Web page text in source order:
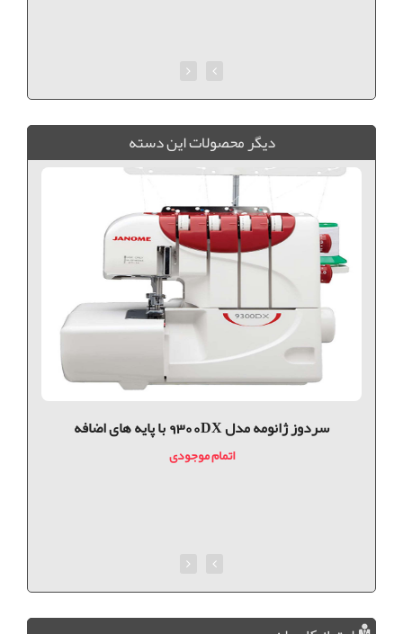
ديگر محصولات اين دسته
سردوز ژانومه مدل 9300DX با پایه های اضافه
اتمام موجودی